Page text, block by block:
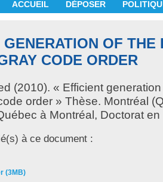
ACCUEIL DÉPOSER
GENERATION OF THE
CODE ORDER
(2010). « Efficient
order » Thèse. Montréal
à Montréal, Doctorat
à ce document :
(3MB)